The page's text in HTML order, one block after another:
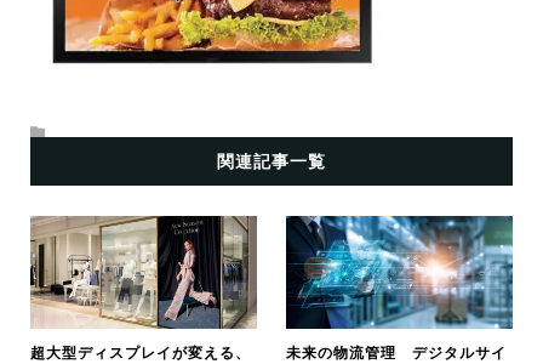
関連記事一覧
超大型ディスプレイが変える、
未来の物流管理 デジタルサイ